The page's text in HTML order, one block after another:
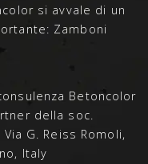
si avvale di un
Zamboni
Betoncolor
della soc.
G. Reiss Romoli,
Italy